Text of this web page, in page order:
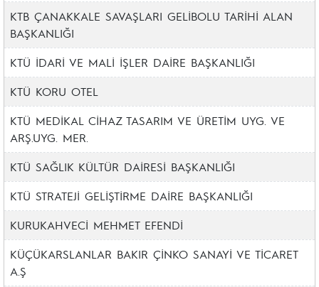
KTB ÇANAKKALE SAVAŞLARI GELİBOLU TARİHİ ALAN
BAŞKANLIĞI
KTÜ İDARİ VE MALİ İŞLER DAİRE BAŞKANLIĞI
KTÜ KORU OTEL
KTÜ MEDİKAL CİHAZ TASARIM VE ÜRETİM UYG. VE
ARŞ.UYG. MER.
KTÜ SAĞLIK KÜLTÜR DAİRESİ BAŞKANLIĞI
KTÜ STRATEJİ GELİŞTİRME DAİRE BAŞKANLIĞI
KURUKAHVECİ MEHMET EFENDİ
KÜÇÜKARSLANLAR BAKIR ÇİNKO SANAYİ VE TİCARET
A.Ş